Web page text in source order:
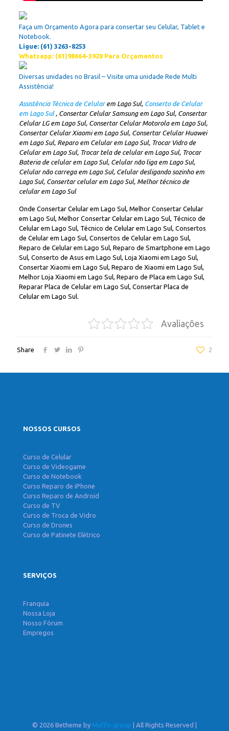
Faça um Orçamento Agora para consertar seu Celular, Tablet e
Notebook.
Ligue: (61) 3263-8253
Whatsapp: (61)98664-3928 Para Orçamentos
Diversas unidades no Brasil – Visite uma unidade Rede Multi
Assistência!
Assistência Técnica de Celularem Lago Sul, Conserto de Celular
em Lago Sul, Consertar Celular Samsung em Lago Sul, Consertar
Celular LG em Lago Sul, Consertar Celular Motorola em Lago Sul,
Consertar Celular Xiaomi em Lago Sul, Consertar Celular Huawei
em Lago Sul, Reparo em Celular em Lago Sul, Trocar Vidro de
Celular em Lago Sul, Trocar tela de celular em Lago Sul, Trocar
Bateria de celular em Lago Sul, Celular não liga em Lago Sul,
Celular não carrega em Lago Sul, Celular desligando sozinho em
Lago Sul, Consertar celular em Lago Sul, Melhor técnico de
celular em Lago Sul
Onde Consertar Celular em Lago Sul, Melhor Consertar Celular
em Lago Sul, Melhor Consertar Celular em Lago Sul, Técnico de
Celular em Lago Sul, Técnico de Celular em Lago Sul, Consertos
de Celular em Lago Sul, Consertos de Celular em Lago Sul,
Reparo de Celular em Lago Sul, Reparo de Smartphone em Lago
Sul, Conserto de Asus em Lago Sul, Loja Xiaomi em Lago Sul,
Consertar Xiaomi em Lago Sul, Reparo de Xiaomi em Lago Sul,
Melhor Loja Xiaomi em Lago Sul, Reparo de Placa em Lago Sul,
Reparar Placa de Celular em Lago Sul, Consertar Placa de
Celular em Lago Sul.
Avaliações
Share 2
NOSSOS CURSOS
Curso de Celular
Curso de Videogame
Curso de Notebook
Curso Reparo de iPhone
Curso Reparo de Android
Curso de TV
Curso de Troca de Vidro
Curso de Drones
Curso de Patinete Elétrico
SERVIÇOS
Franquia
Nossa Loja
Nosso Fórum
Empregos
© 2026 Betheme by Muffin group | All Rights Reserved |